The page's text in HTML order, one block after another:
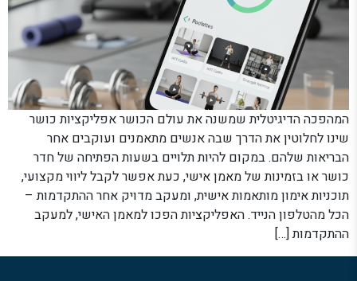
המהפכה הדיגיטלית שמשנה את עולם הכושר אפליקציות כושר
שינו לחלוטין את הדרך שבה אנשים מתאמנים ועוקבים אחר
הבריאות שלהם. במקום להיות תלויים בשעות הפתיחה של חדר
כושר או בזמינות של מאמן אישי, כעת אפשר לקבל ליווי מקצועי,
תוכניות אימון מותאמות אישית, ומעקב מדויק אחר ההתקדמות –
הכל מהטלפון הנייד. האפליקציות הפכו למאמן האישי, למעקב
ההתקדמות […]